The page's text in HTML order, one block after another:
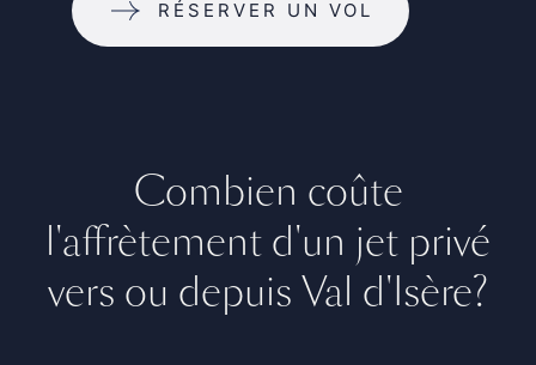
RÉSERVER UN VOL
Combien coûte
l'affrètement d'un jet privé
vers ou depuis Val d'Isère?